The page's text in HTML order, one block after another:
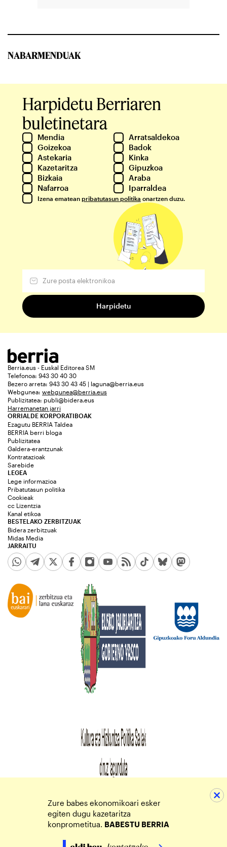
NABARMENDUAK
Harpidetu Berriaren
buletinetara
Mendia
Arratsaldekoa
Goizekoa
Badok
Astekaria
Kinka
Kazetaritza
Gipuzkoa
Bizkaia
Araba
Nafarroa
Iparraldea
Izena ematean pribatutasun politika onartzen duzu.
Berria.eus - Euskal Editorea SM
Telefonoa: 943 30 40 30
Bezero arreta: 943 30 43 45 | laguna@berria.eus
Webgunea: webgunea@berria.eus
Publizitatea: publi@bidera.eus
Harremanetan jarri
ORRIALDE KORPORATIBOAK
Ezagutu BERRIA Taldea
BERRIA berri bloga
Publizitatea
Galdera-erantzunak
Kontratazioak
Sarebide
JARRAITU
LEGEA
Lege informazioa
Pribatutasun politika
Cookieak
cc Lizentzia
Kanal etikoa
BESTELAKO ZERBITZUAK
Bidera zerbitzuak
Midas Media
Zure babes ekonomikoari esker
egiten dugu kazetaritza
konprometitua. BABESTU BERRIA